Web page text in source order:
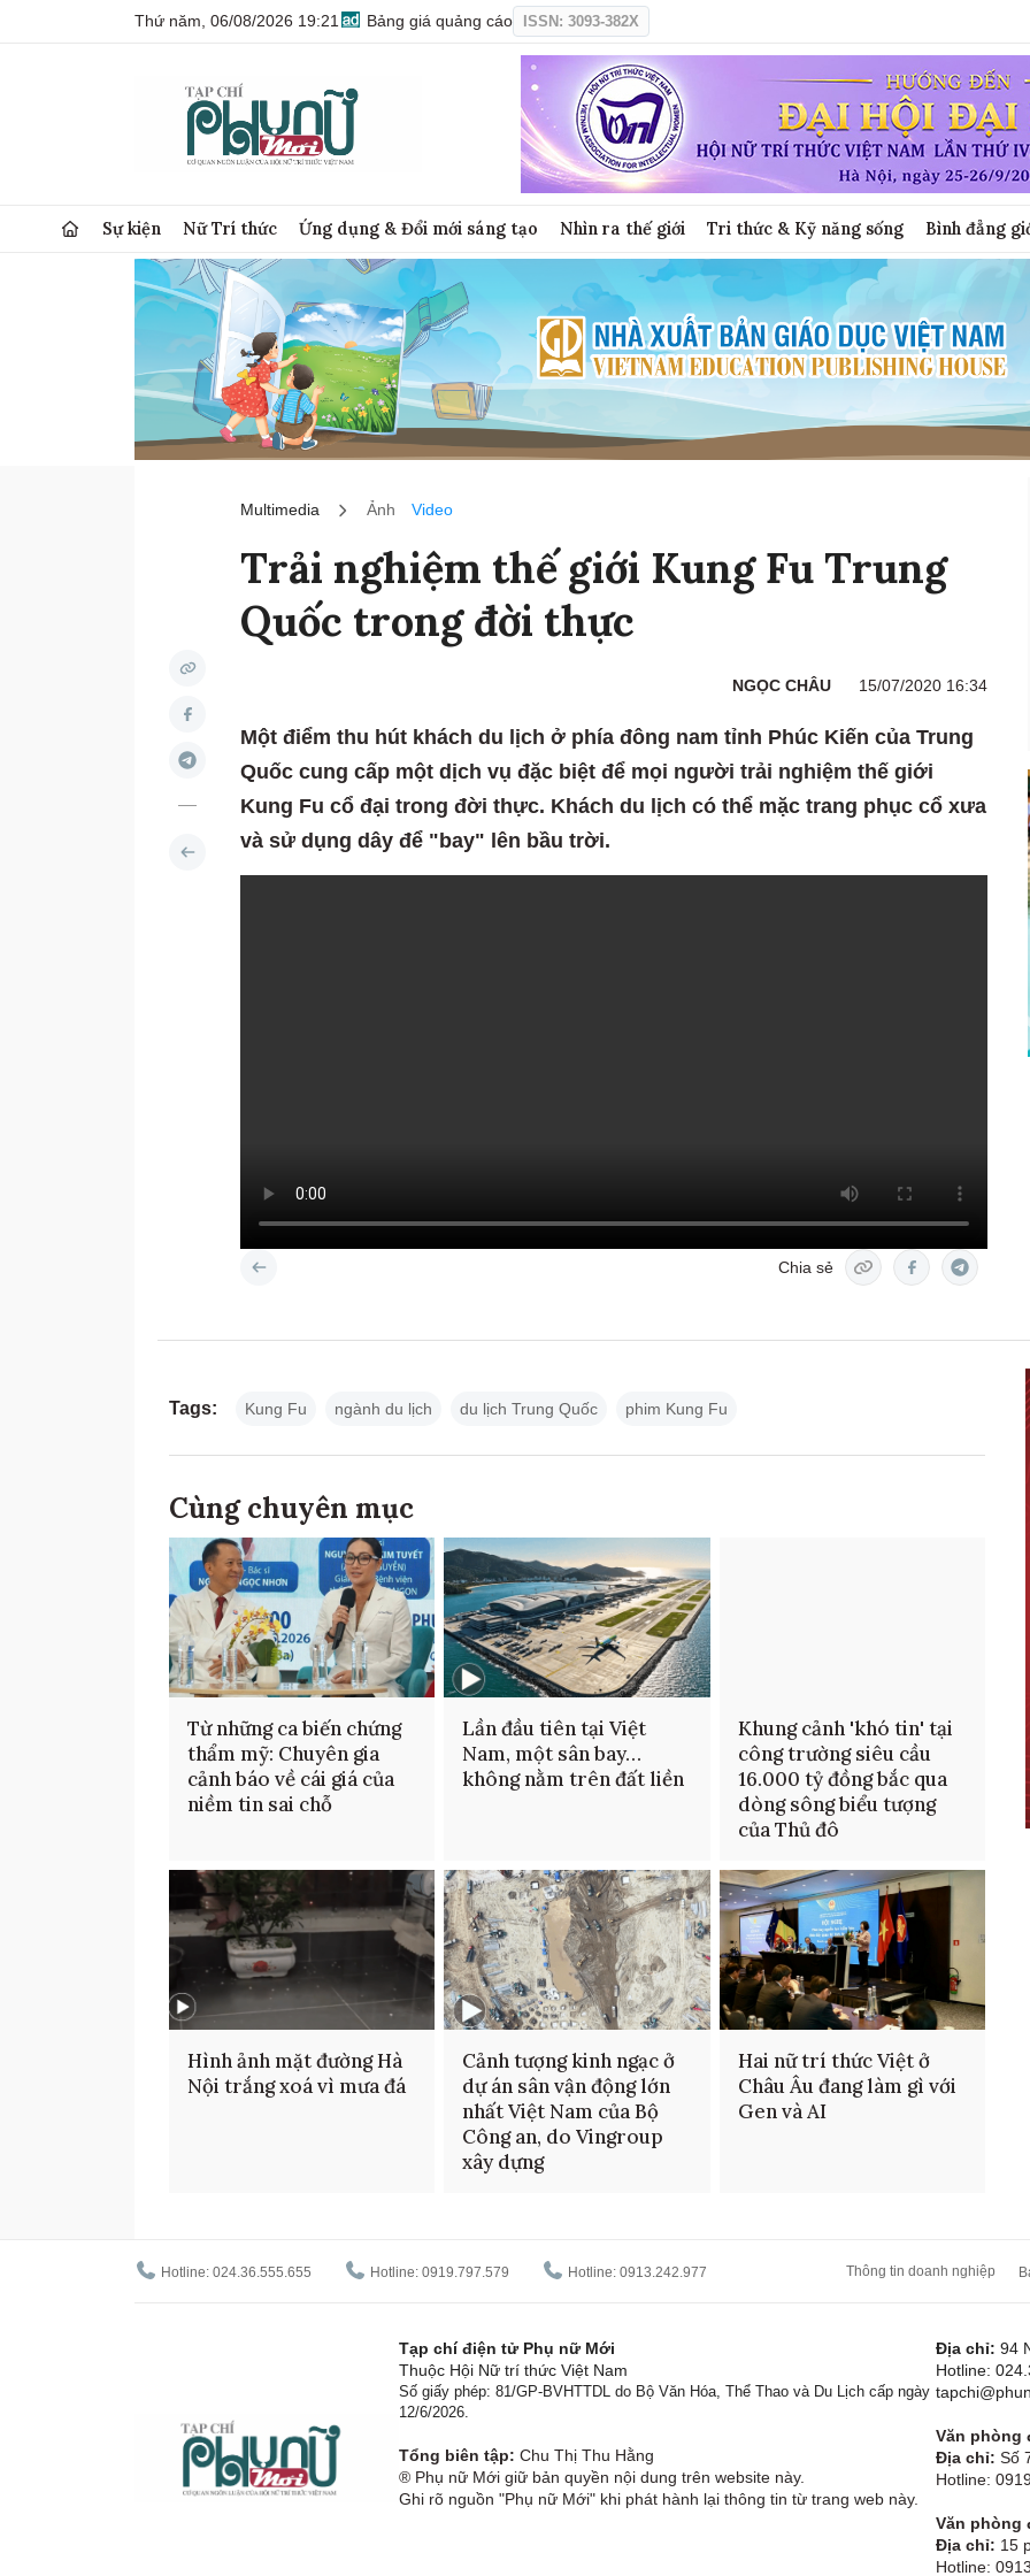
Thứ năm, 06/08/2026 19:21 Bảng giá quảng cáo ISSN: 3093-382X
Sự kiện Nữ Trí thức Ứng dụng & Đổi mới sáng tạo Nhìn ra thế giới Tri thức & Kỹ năng sống Bình đẳng
Multimedia Ảnh Video
Trải nghiệm thế giới Kung Fu Trung
Quốc trong đời thực
NGỌC CHÂU 15/07/2020 16:34
Một điểm thu hút khách du lịch ở phía đông nam tỉnh Phúc Kiến của Trung
Quốc cung cấp một dịch vụ đặc biệt để mọi người trải nghiệm thế giới
Kung Fu cổ đại trong đời thực. Khách du lịch có thể mặc trang phục cổ xưa
và sử dụng dây để "bay" lên bầu trời.
Chia sẻ
Tags: Kung Fu ngành du lịch du lịch Trung Quốc phim Kung Fu
Cùng chuyên mục
Từ những ca biến chứng
thẩm mỹ: Chuyên gia
cảnh báo về cái giá của
niềm tin sai chỗ
Lần đầu tiên tại Việt
Nam, một sân bay…
không nằm trên đất liền
Khung cảnh 'khó tin' tại
công trường siêu cầu
16.000 tỷ đồng bắc qua
dòng sông biểu tượng
của Thủ đô
Hình ảnh mặt đường Hà
Nội trắng xoá vì mưa đá
Cảnh tượng kinh ngạc ở
dự án sân vận động lớn
nhất Việt Nam của Bộ
Công an, do Vingroup
xây dựng
Hai nữ trí thức Việt ở
Châu Âu đang làm gì với
Gen và AI
Hotline: 024.36.555.655 Hotline: 0919.797.579 Hotline: 0913.242.977 Thông tin doanh nghiệp
Tạp chí điện tử Phụ nữ Mới
Thuộc Hội Nữ trí thức Việt Nam
Số giấy phép: 81/GP-BVHTTDL do Bộ Văn Hóa, Thể Thao và Du Lịch cấp ngày
12/6/2026.
Tổng biên tập: Chu Thị Thu Hằng
® Phụ nữ Mới giữ bản quyền nội dung trên website này.
Ghi rõ nguồn "Phụ nữ Mới" khi phát hành lại thông tin từ trang web này.
Địa chỉ: 94
Hotline:
Văn phòng
Địa chỉ: Số
Hotline:
Văn phòng
Địa chỉ: 15
Hotline: